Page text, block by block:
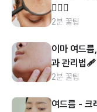
👩🏻‍⚕️
2분 꿀팁
이마 여드
과 관리법🩹
2분 꿀팁
여드름 - 크